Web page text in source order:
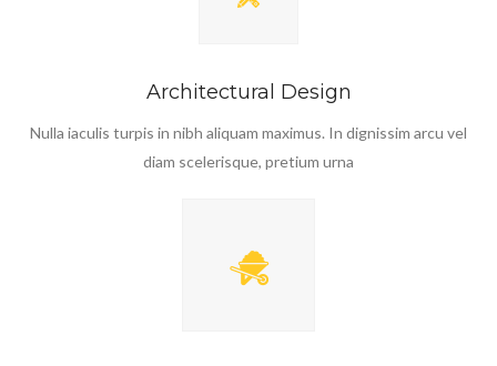
Architectural Design
Nulla iaculis turpis in nibh aliquam maximus. In dignissim arcu vel
diam scelerisque, pretium urna